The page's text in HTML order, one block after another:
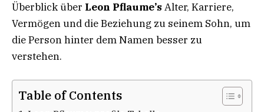
Überblick über Leon Pflaume’s Alter, Karriere,
Vermögen und die Beziehung zu seinem Sohn, um
die Person hinter dem Namen besser zu
verstehen.
Table of Contents